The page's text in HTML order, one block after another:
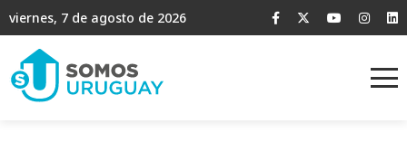
viernes, 7 de agosto de 2026